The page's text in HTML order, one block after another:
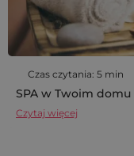
Czas czytania: 5 min
SPA w Twoim
Czytaj więcej